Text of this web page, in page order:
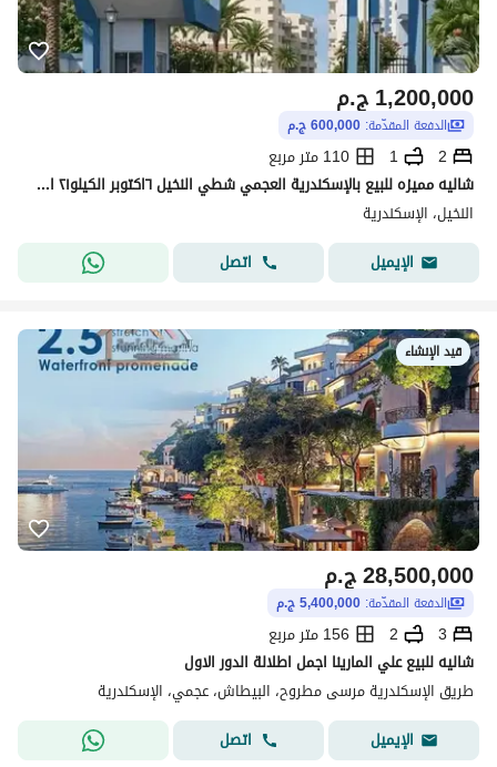
ج.م1,200,000
الدفعة المقدّمة: 600,000 ج.م
2
1
110 متر مربع
شاليه مميزه للبيع بالإسكندرية العجمي شطي النخيل ٦اكتوبر الكيلو٢١ اسكندرية مطروح
النخيل، الإسكندرية
الإيميل
اتصل
قيد الإنشاء
ج.م28,500,000
الدفعة المقدّمة: 5,400,000 ج.م
3
2
156 متر مربع
شاليه للبيع علي المارينا اجمل اطلالة الدور الاول
طريق الإسكندرية مرسى مطروح، البيطاش، عجمي، الإسكندرية
الإيميل
اتصل